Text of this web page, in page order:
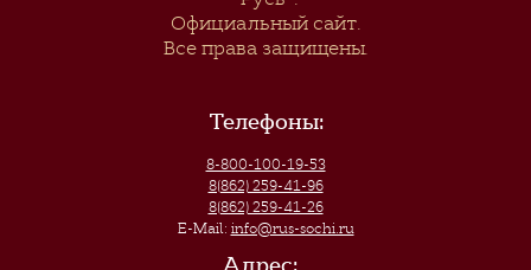
Официальный сайт.
Все права защищены.
Телефоны:
8-800-100-19-53
8(862) 259-41-96
8(862) 259-41-26
E-Mail: info@rus-sochi.ru